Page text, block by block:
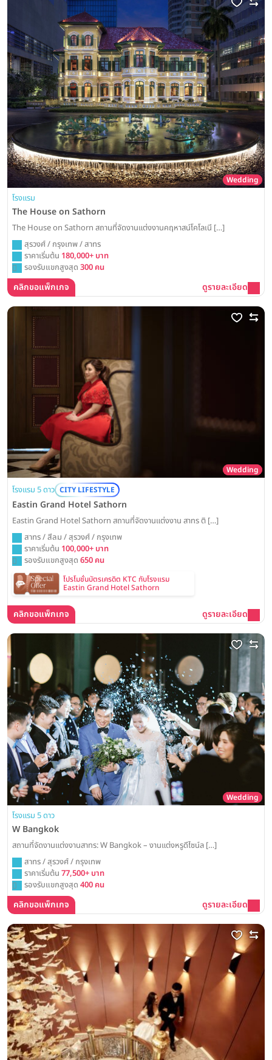
Wedding
โรงแรม
The House on Sathorn
The House on Sathorn สถานที่จัดงานแต่งงานคฤหาสน์โคโลเนี […]
สุรวงศ์ / กรุงเทพ / สาทร
ราคาเริ่มต้น 180,000+ บาท
รองรับแขกสูงสุด 300 คน
คลิกขอแพ็กเกจ ดูรายละเอียด
Wedding
โรงแรม 5 ดาว CITY LIFESTYLE
Eastin Grand Hotel Sathorn
Eastin Grand Hotel Sathorn สถานที่จัดงานแต่งงาน สาทร ติ […]
สาทร / สีลม / สุรวงศ์ / กรุงเทพ
ราคาเริ่มต้น 100,000+ บาท
รองรับแขกสูงสุด 650 คน
โปรโมชั่นบัตรเครดิต KTC กับโรงแรม
Eastin Grand Hotel Sathorn
คลิกขอแพ็กเกจ ดูรายละเอียด
Wedding
โรงแรม 5 ดาว
W Bangkok
สถานที่จัดงานแต่งงานสาทร: W Bangkok – งานแต่งหรูดีไซน์ล […]
สาทร / สุรวงศ์ / กรุงเทพ
ราคาเริ่มต้น 77,500+ บาท
รองรับแขกสูงสุด 400 คน
คลิกขอแพ็กเกจ ดูรายละเอียด